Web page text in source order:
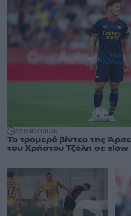
12:5007.08.26
Το τρομερό βίντεο της
του Χρήστου Τζόλη σε